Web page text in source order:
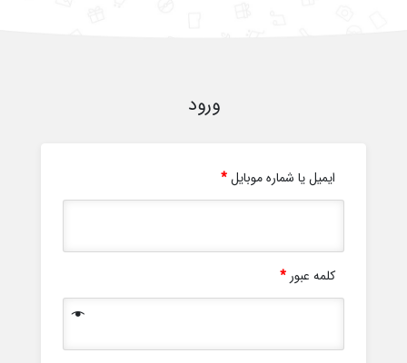
ورود
ایمیل یا شماره موبایل*
کلمه عبور *